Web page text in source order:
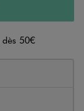
dès 50€